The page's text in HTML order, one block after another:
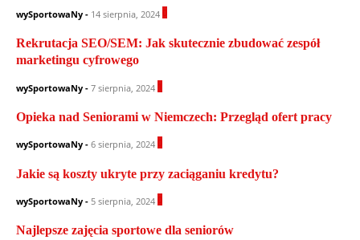
wySportowaNy - 14 sierpnia, 2024
Rekrutacja SEO/SEM: Jak skutecznie zbudować zespół
marketingu cyfrowego
wySportowaNy - 7 sierpnia, 2024
Opieka nad Seniorami w Niemczech: Przegląd ofert pracy
wySportowaNy - 6 sierpnia, 2024
Jakie są koszty ukryte przy zaciąganiu kredytu?
wySportowaNy - 5 sierpnia, 2024
Najlepsze zajęcia sportowe dla seniorów